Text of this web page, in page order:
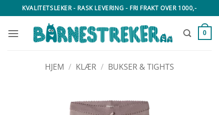
to
content
KVALITETSLEKER - RASK LEVERING - FRI FRAKT OVER 1000,-
0
HJEM / KLÆR / BUKSER & TIGHTS